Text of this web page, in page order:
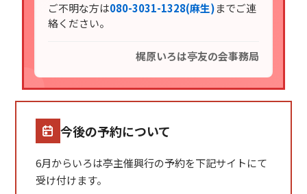
ご不明な方は080-3031-1328(麻生)までご連
絡ください。
梶原いろは亭友の会事務局
今後の予約について
6月からいろは亭主催興行の予約を下記サイトにて
受け付けます。